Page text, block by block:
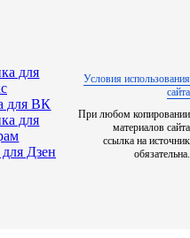
Условия использования
сайта
При любом копировании
материалов сайта
ссылка на источник
обязательна.